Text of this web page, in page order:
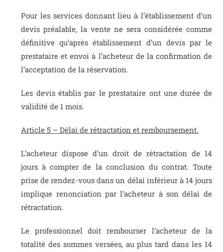
Pour les services donnant lieu à l’établissement d’un
devis préalable, la vente ne sera considérée comme
définitive qu’après établissement d’un devis par le
prestataire et envoi à l’acheteur de la confirmation de
l’acceptation de la réservation.
Les devis établis par le prestataire ont une durée de
validité de 1 mois.
Article 5 – Délai de rétractation et remboursement.
L’acheteur dispose d’un droit de rétractation de 14
jours à compter de la conclusion du contrat. Toute
prise de rendez-vous dans un délai inférieur à 14 jours
implique renonciation par l’acheteur à son délai de
rétractation.
Le professionnel doit rembourser l’acheteur de la
totalité des sommes versées, au plus tard dans les 14